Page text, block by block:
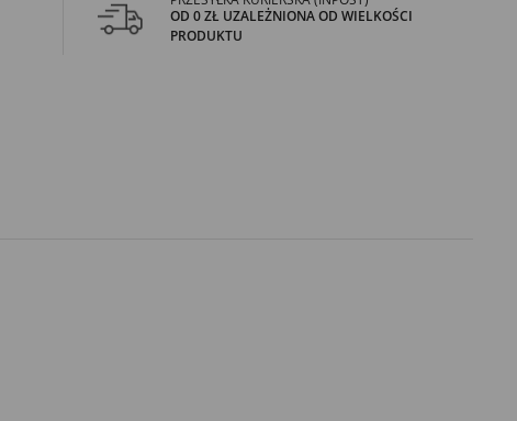
OD 0 ZŁ UZALEŻNIONA OD WIELKOŚCI
PRODUKTU